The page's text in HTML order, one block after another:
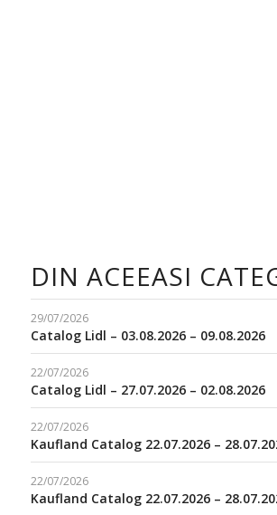
DIN ACEEASI
29/07/2026
Catalog Lidl – 03.08.2026 – 09.08.2026
22/07/2026
Catalog Lidl – 27.07.2026 – 02.08.2026
22/07/2026
Kaufland Catalog 22.07.2026 –
22/07/2026
Kaufland Catalog 22.07.2026 –